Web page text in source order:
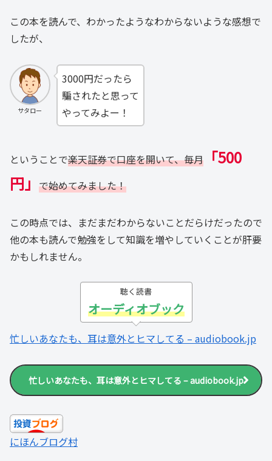
この本を読んで、わかったようなわからないような感想で
したが、
サタロー
3000円だったら
騙されたと思って
やってみよー！
ということで楽天証券で口座を開いて、毎月
「500
円」 で始めてみました！
この時点では、まだまだわからないことだらけだったので
他の本も読んで勉強をして知識を増やしていくことが肝要
かもしれません。
聴く読書
オーディオブック
忙しいあなたも、耳は意外とヒマしてる – audiobook.jp
忙しいあなたも、耳は意外とヒマしてる – audiobook.jp
にほんブログ村